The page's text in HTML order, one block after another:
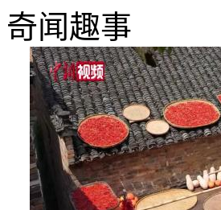
奇闻趣事